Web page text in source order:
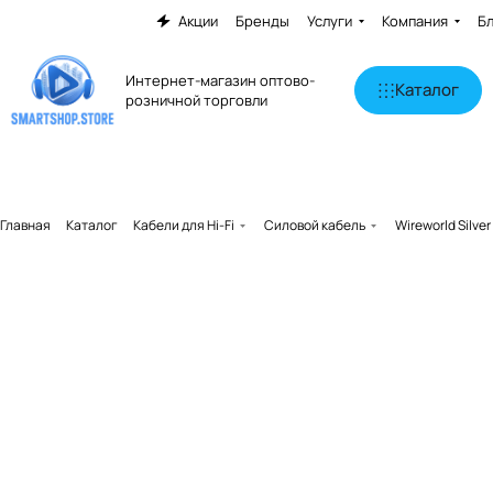
Акции Бренды Услуги Компания
Интернет-магазин оптово-
розничной торговли
Каталог
Главная Каталог Кабели для Hi-Fi Силовой кабель Wireworld